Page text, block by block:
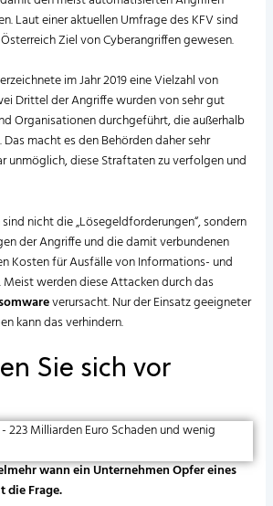
Laut einer aktuellen Umfrage des KFV sind
Ziel von Cyberangriffen gewesen.
im Jahr 2019 eine Vielzahl von
Drittel der Angriffe wurden von sehr gut
Organisationen durchgeführt, die außerhalb
Das macht es den Behörden daher sehr
unmöglich, diese Straftaten zu verfolgen und
nicht die „Lösegeldforderungen“, sondern
der Angriffe und die damit verbundenen
Kosten für Ausfälle von Informations- und
werden diese Attacken durch das
verursacht. Nur der Einsatz geeigneter
kann das verhindern.
Sie sich vor
wann ein Unternehmen Opfer eines
Frage.